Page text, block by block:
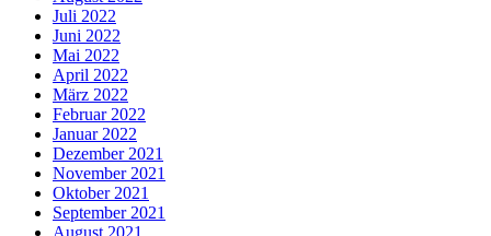
Juli 2022
Juni 2022
Mai 2022
April 2022
März 2022
Februar 2022
Januar 2022
Dezember 2021
November 2021
Oktober 2021
September 2021
August 2021